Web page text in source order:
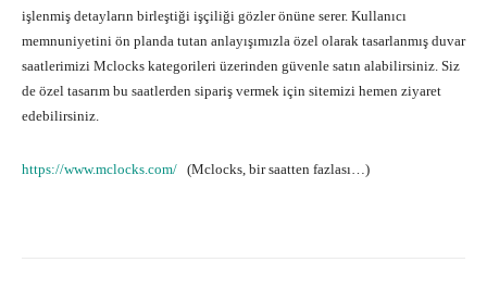
işlenmiş detayların birleştiği işçiliği gözler önüne serer. Kullanıcı
memnuniyetini ön planda tutan anlayışımızla özel olarak tasarlanmış duvar
saatlerimizi Mclocks kategorileri üzerinden güvenle satın alabilirsiniz. Siz
de özel tasarım bu saatlerden sipariş vermek için sitemizi hemen ziyaret
edebilirsiniz.
https://www.mclocks.com/ (Mclocks, bir saatten fazlası…)